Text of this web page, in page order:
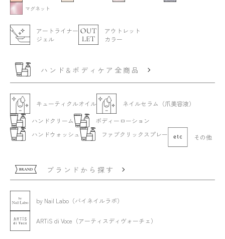
マグネット
アートライナー
ジェル
アウトレット
カラー
ハンド&ボディケア全商品
キューティクルオイル
ネイルセラム（爪美容液）
ハンドクリーム
ボディーローション
ハンドウォッシュ
ファブクリックスプレー その他
ブランドから探す
by Nail Labo（バイネイルラボ）
ARTiS di Voce（アーティスディヴォーチェ）